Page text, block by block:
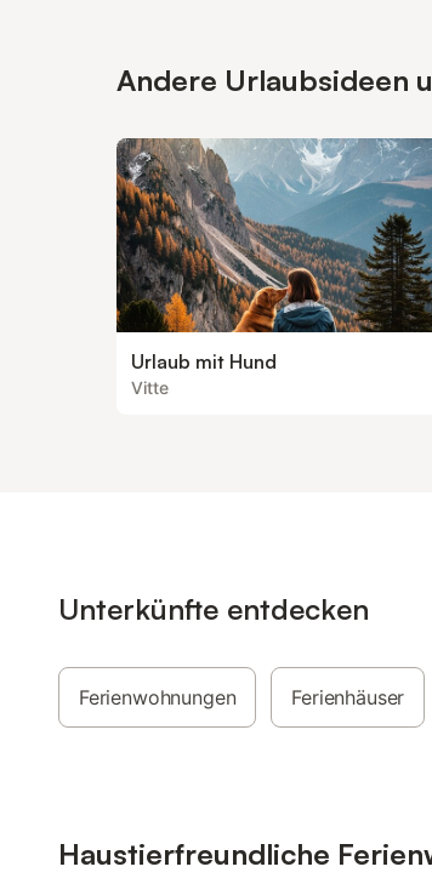
Andere Urlaubsideen
Urlaub mit Hund
Vitte
Unterkünfte entdecken
Ferienwohnungen Ferienhäuser
Haustierfreundliche